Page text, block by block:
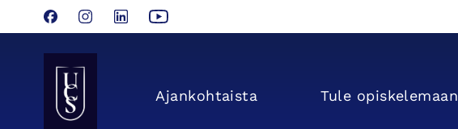
FacebookInstagram
LinkedInYouTube
Seinäjoen Yliopistokeskus UCSin etusivulle
Ajan­kohtaista Tule opiskelemaan